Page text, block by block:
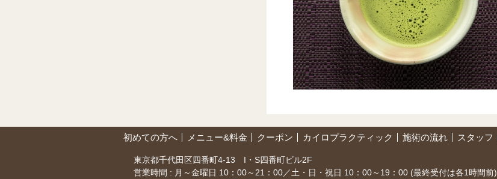
初めての方へ メニュー&料金 クーポン カイロプラクティック 施術の流れ スタッフ
東京都千代田区四番町4-13 I・S四番町ビル2F
営業時間 : 月～金曜日 10：00～21：00／土・日・祝日 10：00～19：00 (最終受付は各1時間前)